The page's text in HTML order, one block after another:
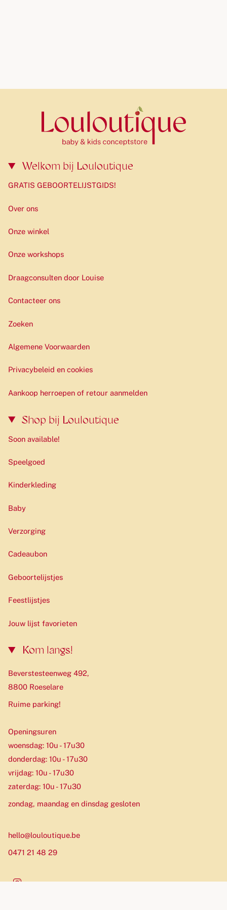
verbeelding tot leven komt met Hey Clay!
Welkom bij Louloutique
GRATIS GEBOORTELIJSTGIDS!
Over ons
Onze winkel
Onze workshops
Draagconsulten door Louise
Contacteer ons
Zoeken
Algemene Voorwaarden
Privacybeleid en cookies
Aankoop herroepen of retour aanmelden
Shop bij Louloutique
Soon available!
Speelgoed
Kinderkleding
Baby
Verzorging
Cadeaubon
Geboortelijstjes
Feestlijstjes
Jouw lijst favorieten
Kom langs!
Beverstesteenweg 492,
8800 Roeselare
Ruime parking!
Openingsuren
woensdag: 10u - 17u30
donderdag: 10u - 17u30
vrijdag: 10u - 17u30
zaterdag: 10u - 17u30
zondag, maandag en dinsdag gesloten
hello@louloutique.be
0471 21 48 29
Instagram